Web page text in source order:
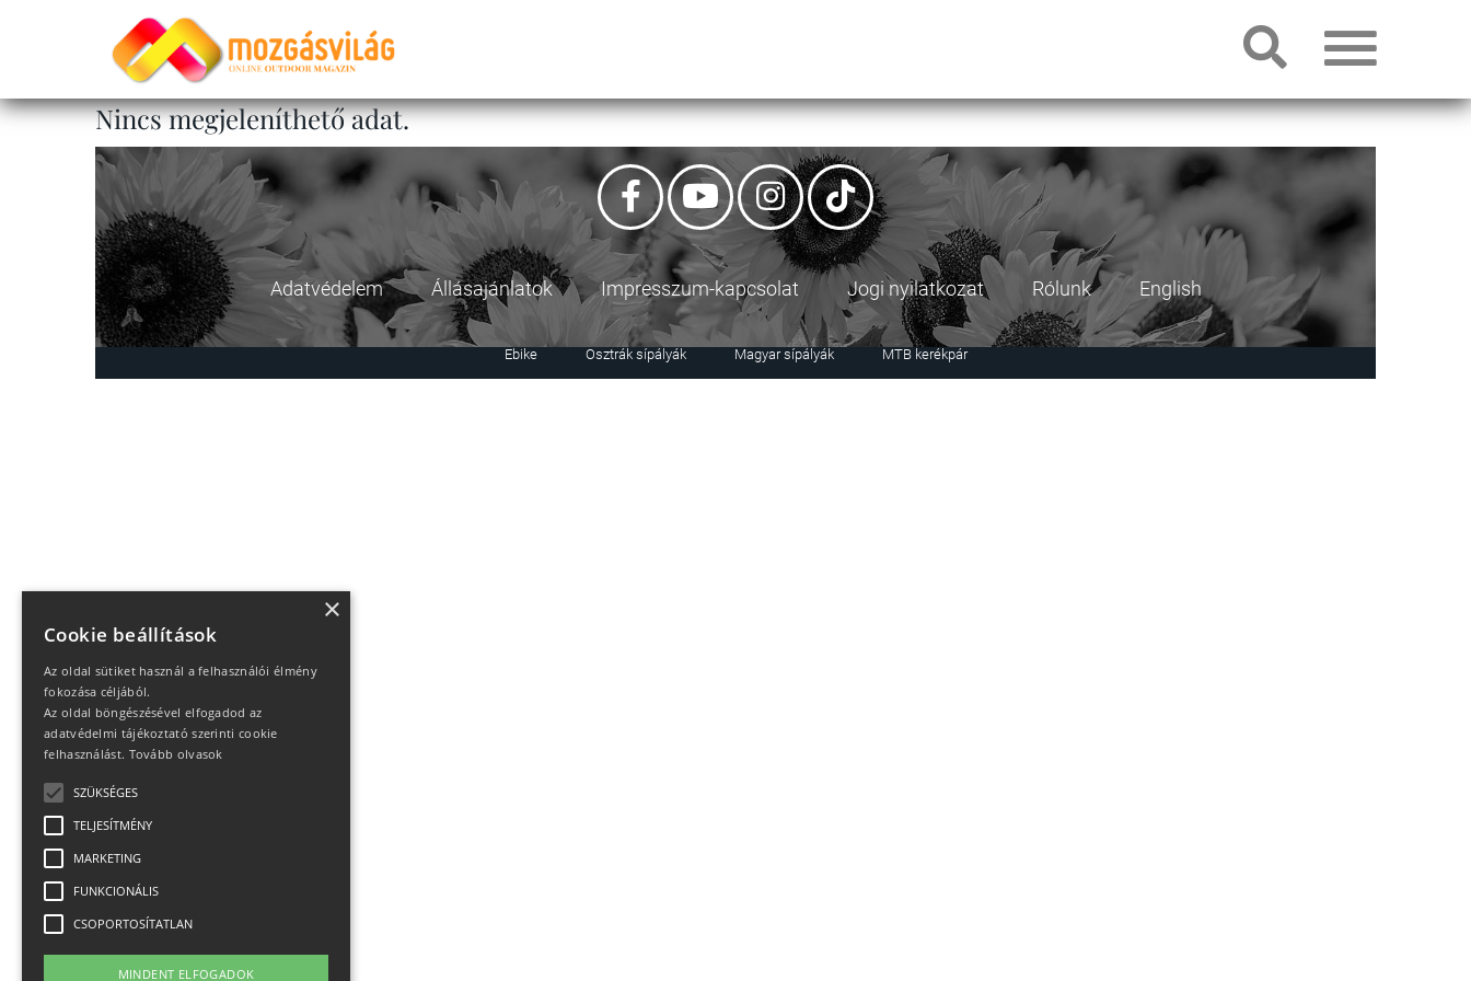
Nincs megjeleníthető adat.
Adatvédelem Állásajánlatok Impresszum-kapcsolat Jogi nyilatkozat Rólunk English
Ebike Osztrák sípályák Magyar sípályák MTB kerékpár
×
Cookie beállítások
Az oldal sütiket használ a felhasználói élmény
fokozása céljából.
Az oldal böngészésével elfogadod az
adatvédelmi tájékoztató szerinti cookie
felhasználást. Tovább olvasok
SZÜKSÉGES
TELJESÍTMÉNY
MARKETING
FUNKCIONÁLIS
CSOPORTOSÍTATLAN
MINDENT ELFOGADOK